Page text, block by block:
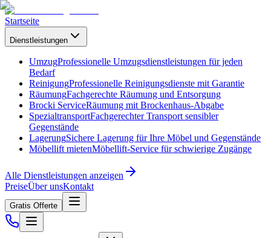
Startseite
Dienstleistungen
UmzugProfessionelle Umzugsdienstleistungen für jeden
Bedarf
ReinigungProfessionelle Reinigungsdienste mit Garantie
RäumungFachgerechte Räumung und Entsorgung
Brocki ServiceRäumung mit Brockenhaus-Abgabe
SpezialtransportFachgerechter Transport sensibler
Gegenstände
LagerungSichere Lagerung für Ihre Möbel und Gegenstände
Möbellift mietenMöbellift-Service für schwierige Zugänge
Alle Dienstleistungen anzeigen
PreiseÜber unsKontakt
Gratis Offerte